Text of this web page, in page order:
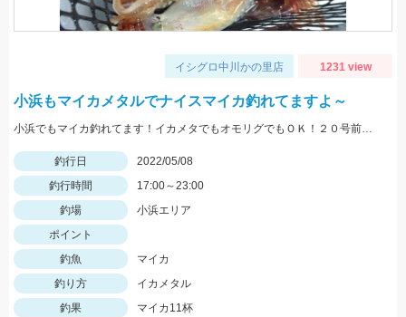
イシグロ中川かの里店 1231 view
小浜もマイカメタルでナイスマイカ釣れてますよ～
小浜でもマイカ釣れてます！イカメタでもオモリグでもＯＫ！２０号前後用意していきましょう
釣行日
2022/05/08
釣行時間
17:00～23:00
釣場
小浜エリア
ポイント
釣魚
マイカ
釣り方
イカメタル
釣果
マイカ11杯